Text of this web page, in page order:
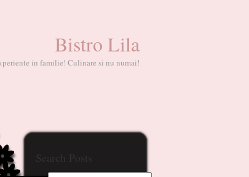
Bistro Lila
in familie! Culinare si nu numai!
Search Posts